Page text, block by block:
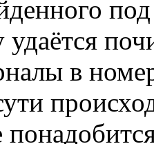
под
удаётся
в